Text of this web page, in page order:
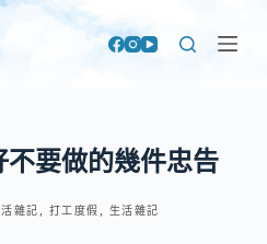
要做的幾件忠告
雜記 打工度假 生活雜記